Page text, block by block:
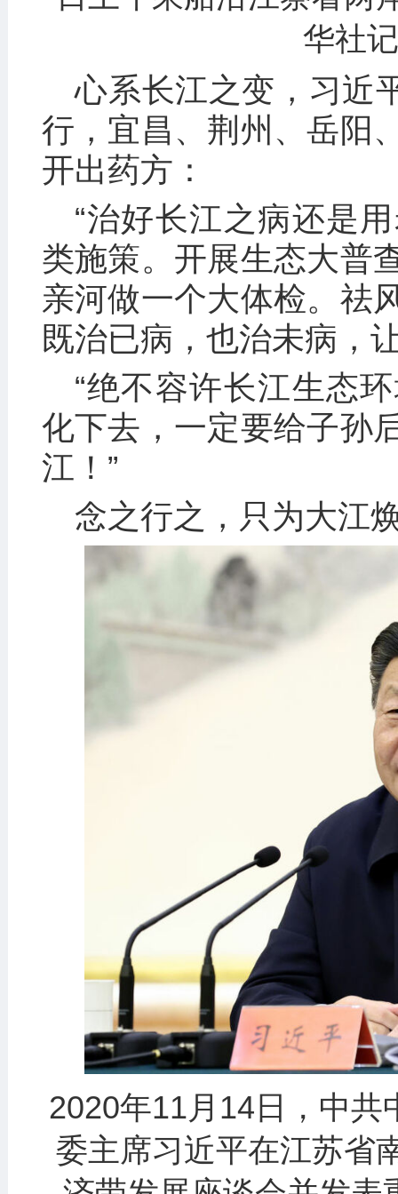
华社
心系长江之变，习近
行，宜昌、荆州、岳阳
开出药方：
“治好长江之病还是
类施策。开展生态大普
亲河做一个大体检。祛
既治已病，也治未病，
“绝不容许长江生态
化下去，一定要给子孙
江！”
念之行之，只为大江
2020年11月14日，中共
委主席习近平在江苏省